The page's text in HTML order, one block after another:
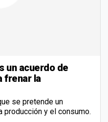
un acuerdo de
frenar la
se pretende un
producción y el consumo.